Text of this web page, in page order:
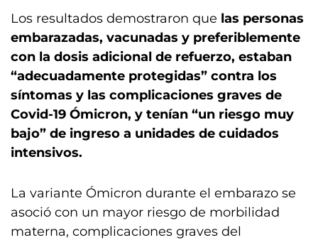
Los resultados demostraron que las personas
embarazadas, vacunadas y preferiblemente
con la dosis adicional de refuerzo, estaban
“adecuadamente protegidas” contra los
síntomas y las complicaciones graves de
Covid-19 Ómicron, y tenían “un riesgo muy
bajo” de ingreso a unidades de cuidados
intensivos.
La variante Ómicron durante el embarazo se
asoció con un mayor riesgo de morbilidad
materna, complicaciones graves del